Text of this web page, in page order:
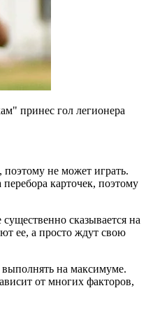
принес гол легионера
не может играть.
карточек, поэтому
сказывается на
ее, а просто ждут свою
на максимуме.
от многих факторов,